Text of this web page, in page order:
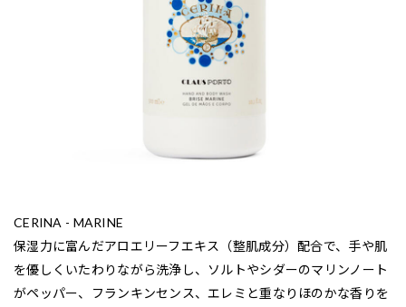
CERINA - MARINE
保湿力に富んだアロエリーフエキス（整肌成分）配合で、手や肌
を優しくいたわりながら洗浄し、ソルトやシダーのマリンノート
がペッパー、フランキンセンス、エレミと重なりほのかな香りを